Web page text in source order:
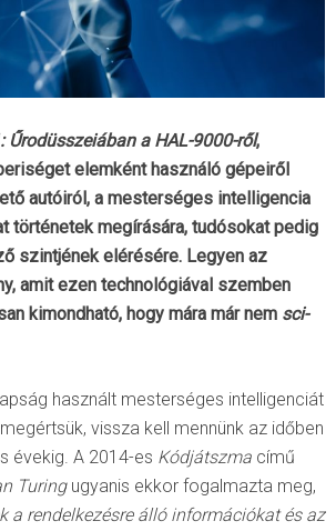
Űrodüsszeiában a HAL-9000-ről,
elemként használó gépeiről
autóiról, a mesterséges intelligencia
történetek megírására, tudósokat pedig
szintjének elérésére. Legyen az
amit ezen technológiával szemben
kimondható, hogy mára már nem sci-
használt mesterséges intelligenciát
vissza kell mennünk az időben
évekig. A 2014-es Kódjátszma című
Turingugyanis ekkor fogalmazta meg,
a rendelkezésre álló információkat és az